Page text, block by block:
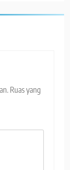
Ruas yang